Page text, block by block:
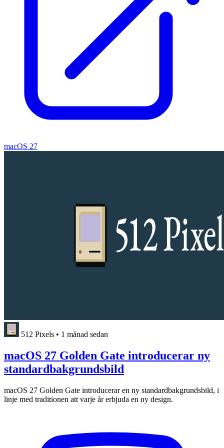
macOS 27
512 Pixels • 1 månad sedan
macOS 27 Golden Gate introducerar ny
standardbakgrundsbild
macOS 27 Golden Gate introducerar en ny standardbakgrundsbild, i
linje med traditionen att varje år erbjuda en ny design.